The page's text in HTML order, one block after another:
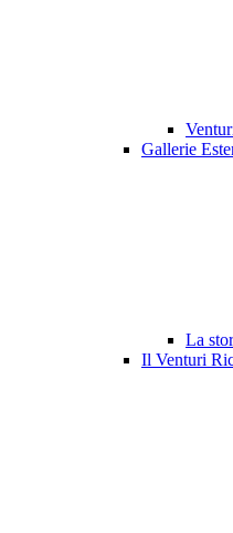
Gallerie
La
Il Venturi